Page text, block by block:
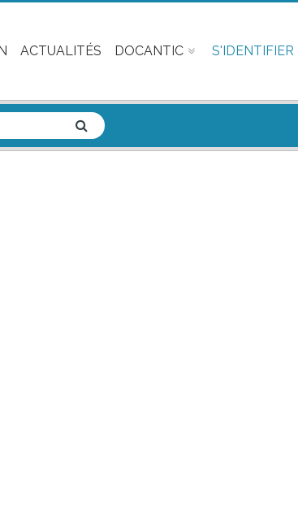
ACTUALITÉS DOCANTIC S'IDENTIFIER